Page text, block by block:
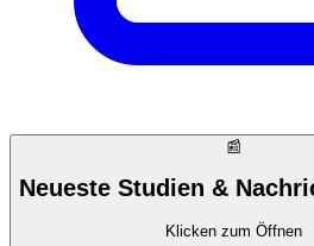
📰
Neueste Studien &
Klicken zum Öffnen